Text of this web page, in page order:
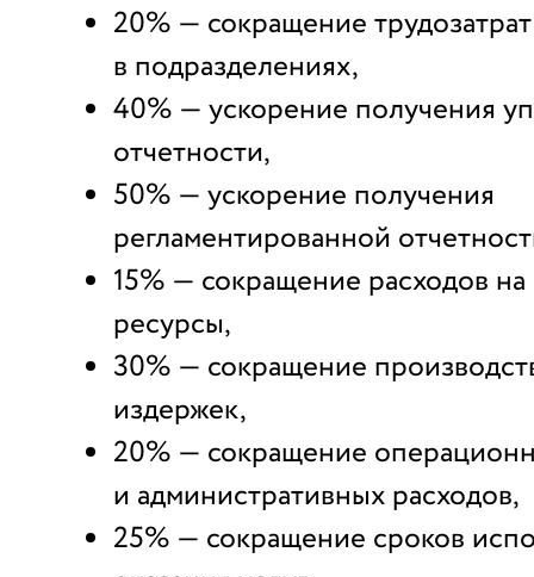
20% — сокращение трудозатрат
в подразделениях,
40% — ускорение получения
отчетности,
50% — ускорение получения
регламентированной
15% — сокращение расходов
ресурсы,
30% — сокращение
издержек,
20% — сокращение
и административных расходов,
25% — сокращение сроков